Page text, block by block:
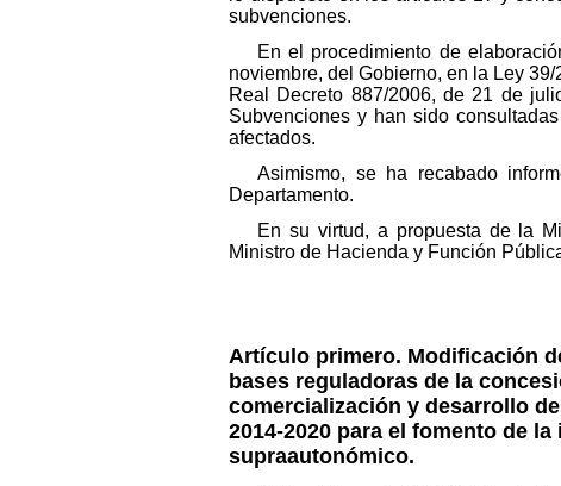
subvenciones.
En el procedimiento de
noviembre, del Gobierno, en la Ley
Real Decreto 887/2006, de 21 de
Subvenciones y han sido
afectados.
Asimismo, se ha recabado
Departamento.
En su virtud, a propuesta de la
Ministro de Hacienda y Función
Artículo primero. Modificación
bases reguladoras de la
comercialización y desarrollo
2014-2020 para el fomento de
supraautonómico.